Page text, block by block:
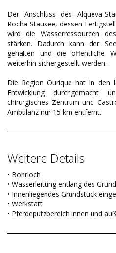
Der Anschluss des Alqueva-
Rocha-Stausee, dessen
wird die Wasserressourcen
stärken. Dadurch kann der
gehalten und die öffentliche
weiterhin sichergestellt werden.
Die Region Ourique hat in den
Entwicklung
chirurgisches Zentrum und
Ambulanz nur 15 km entfernt.
Weitere Details
• Bohrloch
• Wasserleitung entlang des
• Innenliegendes Grundstück
• Werkstatt
• Pferdeputzbereich innen und